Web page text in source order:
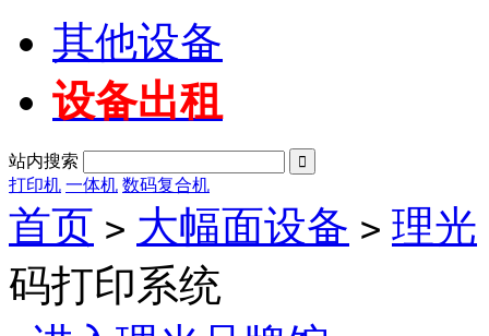
其他设备
设备出租
站内搜索 
打印机 一体机 数码复合机
首页 > 大幅面设备 > 理光
码打印系统